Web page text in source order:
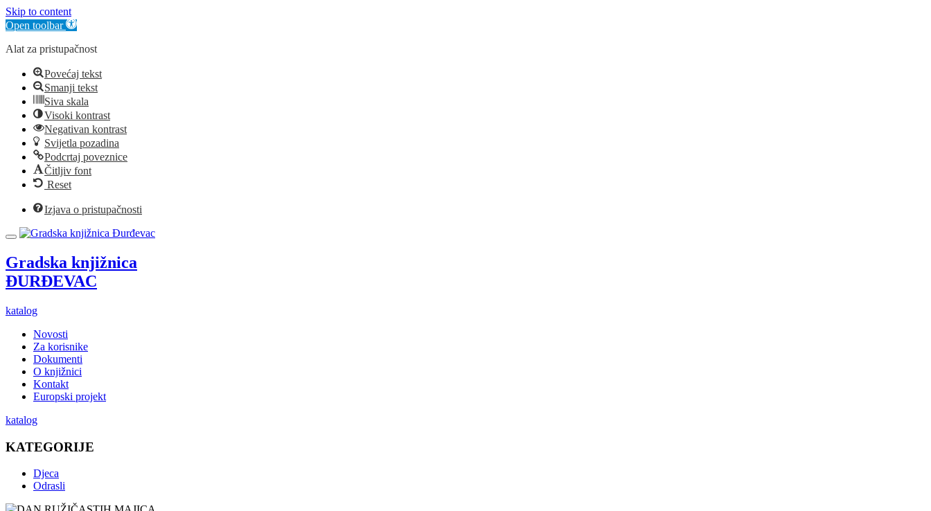
Skip to content
Open toolbar
Alat za pristupačnost
Povećaj tekst
Smanji tekst
Siva skala
Visoki kontrast
Negativan kontrast
Svijetla pozadina
Podcrtaj poveznice
Čitljiv font
Reset
Izjava o pristupačnosti
Gradska knjižnica
ĐURĐEVAC
katalog
Novosti
Za korisnike
Dokumenti
O knjižnici
Kontakt
Europski projekt
katalog
KATEGORIJE
Djeca
Odrasli